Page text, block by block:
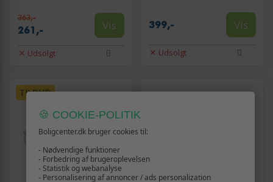
363,-
261,- Vis
Udsolgt
399,- Vis
Udsolgt
TILBUD
🍪 COOKIE-POLITIK
Boligcenter.dk bruger cookies til:
- Nødvendige funktioner
- Forbedring af brugeroplevelsen
- Statistik og webanalyse
- Personalisering af annoncer / ads personalization